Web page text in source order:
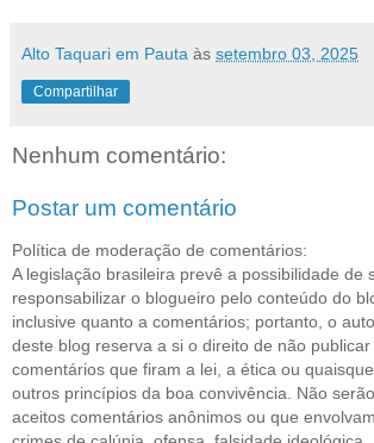
Alto Taquari em Pauta às setembro 03, 2025
Compartilhar
Nenhum comentário:
Postar um comentário
Política de moderação de comentários:
A legislação brasileira prevê a possibilidade de
responsabilizar o blogueiro pelo conteúdo do
inclusive quanto a comentários; portanto, o
deste blog reserva a si o direito de não publicar
comentários que firam a lei, a ética ou
outros princípios da boa convivência. Não serão
aceitos comentários anônimos ou que envolvam